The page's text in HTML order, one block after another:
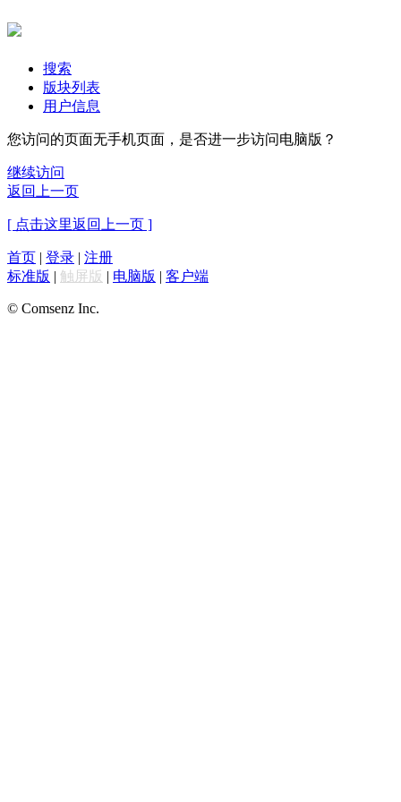
搜索
版块列表
用户信息
您访问的页面无手机页面，是否进一步访问电脑版？
继续访问
返回上一页
[ 点击这里返回上一页 ]
首页 | 登录 | 注册
标准版 | 触屏版 | 电脑版 | 客户端
© Comsenz Inc.